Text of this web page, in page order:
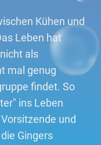
Kühen und
Leben hat
als
mal genug
findet. So
ins Leben
und
Gingers